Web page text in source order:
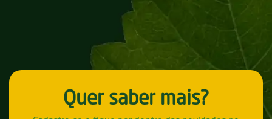
Quer saber mais?